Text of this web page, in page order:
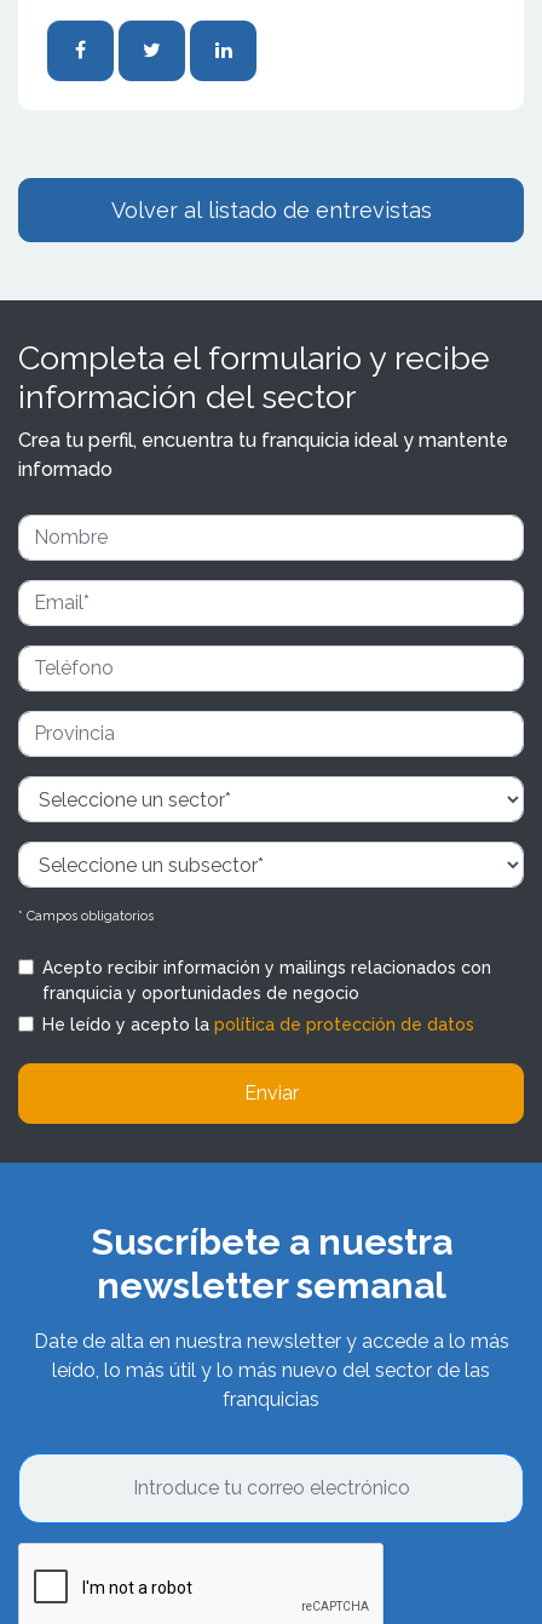
Volver al listado de entrevistas
Completa el formulario y recibe
información del sector
Crea tu perfil, encuentra tu franquicia ideal y mantente
informado
* Campos obligatorios
Acepto recibir información y mailings relacionados con
franquicia y oportunidades de negocio
He leído y acepto la política de protección de datos
Enviar
Suscríbete a nuestra
newsletter semanal
Date de alta en nuestra newsletter y accede a lo más
leído, lo más útil y lo más nuevo del sector de las
franquicias